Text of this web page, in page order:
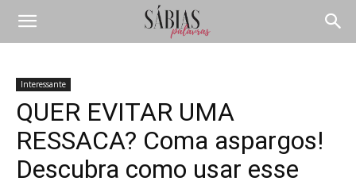
Interessante
QUER EVITAR UMA
RESSACA? Coma aspargos!
Descubra como usar esse